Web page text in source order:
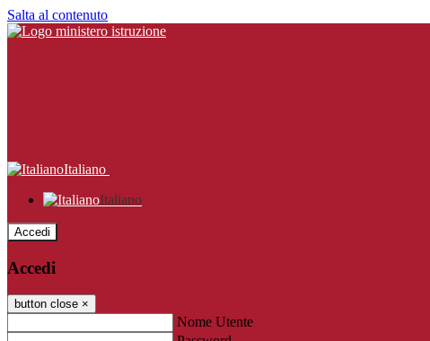
Salta al contenuto
Italiano
Italiano
Accedi
Accedi
button close ×
Nome Utente